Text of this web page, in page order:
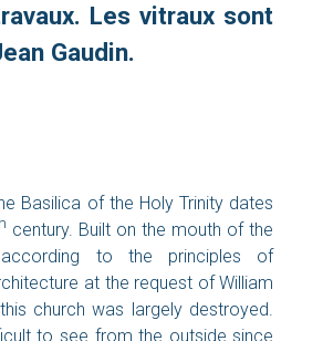
Les vitraux sont
Gaudin.
Basilica of the Holy Trinity dates
century. Built on the mouth of the
to the principles of
at the request of William
church was largely destroyed.
to see from the outside since
paroissiale
8 place
Napoléon
50100
Cherbourg-
en-Cotentin